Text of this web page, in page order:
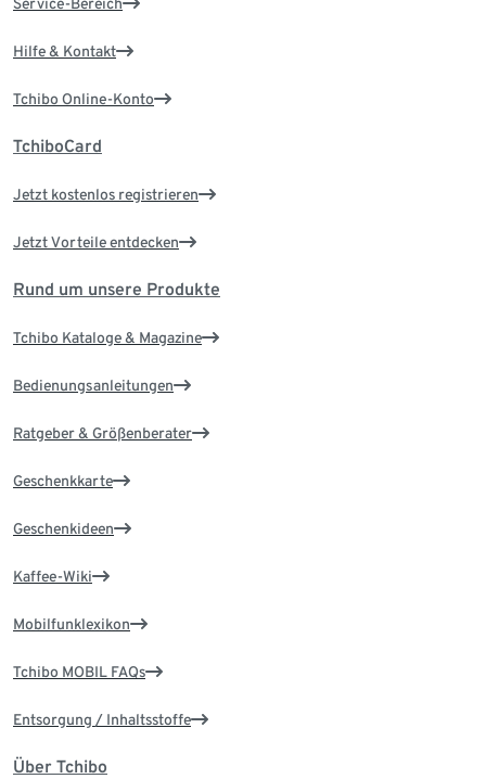
Service-Bereich
Hilfe & Kontakt
Tchibo Online-Konto
TchiboCard
Jetzt kostenlos registrieren
Jetzt Vorteile entdecken
Rund um unsere Produkte
Tchibo Kataloge & Magazine
Bedienungsanleitungen
Ratgeber & Größenberater
Geschenkkarte
Geschenkideen
Kaffee-Wiki
Mobilfunklexikon
Tchibo MOBIL FAQs
Entsorgung / Inhaltsstoffe
Über Tchibo